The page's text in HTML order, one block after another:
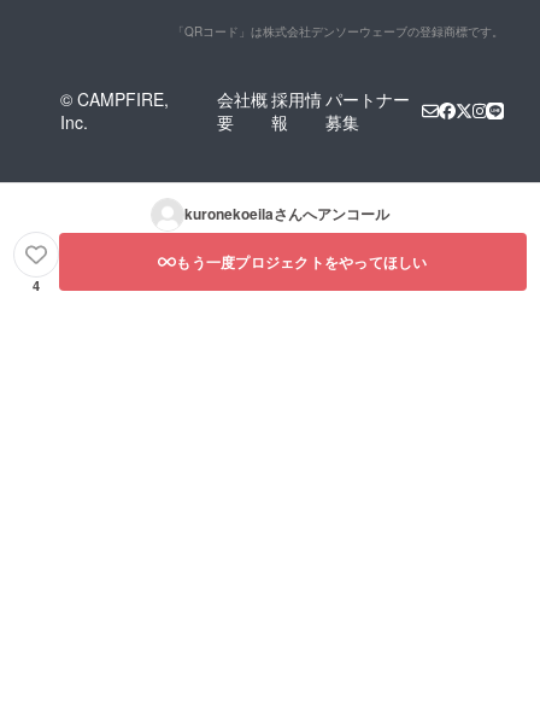
「QRコード」は株式会社デンソーウェーブの登録商標です。
© CAMPFIRE,
Inc.
会社概
要
採用情
報
パートナー
募集
kuronekoeilaさんへアンコール
4
もう一度プロジェクトをやってほしい